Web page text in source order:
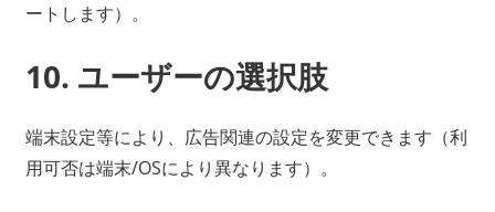
ートします）。
10. ユーザーの選択肢
端末設定等により、広告関連の設定を変更できます（利
用可否は端末/OSにより異なります）。